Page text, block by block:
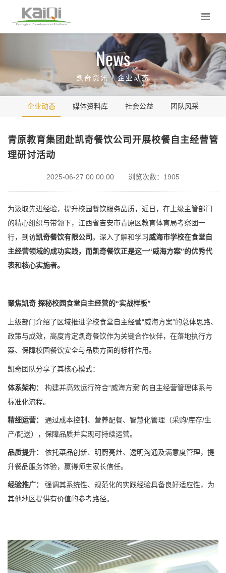
News
凯奇资讯 /企业动态
企业动态 媒体资料库 社会公益 团队风采
青原教育集团赴凯奇餐饮公司开展校餐自主经营管
理研讨活动
2025-06-27 00:00:00 浏览次数：1905
为汲取先进经验，提升校园餐饮服务品质，近日，在上级主管部门
的精心组织与带领下，江西省吉安市青原区教育体育局考察团一
行，到访凯奇餐饮有限公司。 深入了解和学习威海市学校在食堂自
主经营领域的成功实践，而凯奇餐饮正是这一“威海方案”的优秀代
表和核心实施者。
聚焦凯奇 探秘校园食堂自主经营的“实战样板”
上级部门介绍了区域推进学校食堂自主经营“威海方案”的总体思路、
政策与成效，高度肯定凯奇餐饮作为关键合作伙伴，在落地执行方
案、保障校园餐饮安全与品质方面的标杆作用。
凯奇团队分享了其核心模式：
体系架构：
构建并高效运行符合“威海方案”的自主经营管理体系与
标准化流程。
精细运营： 通过成本控制、营养配餐、智慧化管理（采购/库存/生
产/配送），保障品质并实现可持续运营。
品质提升：
依托菜品创新、明厨亮灶、透明沟通及满意度管理，提
升餐品服务体验，赢得师生家长信任。
经验推广： 强调其系统性、规范化的实践经验具备良好适应性，为
其他地区提供有价值的参考路径。